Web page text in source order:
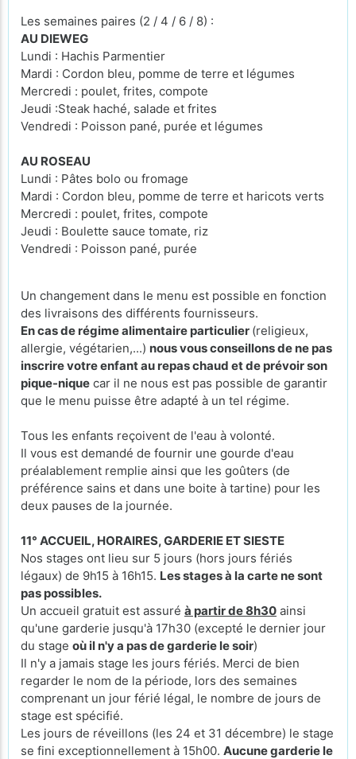
Les semaines paires (2 / 4 / 6 / 8) :
AU DIEWEG
Lundi : Hachis Parmentier
Mardi : Cordon bleu, pomme de terre et légumes
Mercredi : poulet, frites, compote
Jeudi :Steak haché, salade et frites
Vendredi : Poisson pané, purée et légumes
AU ROSEAU
Lundi : Pâtes bolo ou fromage
Mardi : Cordon bleu, pomme de terre et haricots verts
Mercredi : poulet, frites, compote
Jeudi : Boulette sauce tomate, riz
Vendredi : Poisson pané, purée
Un changement dans le menu est possible en fonction
des livraisons des différents fournisseurs.
En cas de régime alimentaire particulier (religieux,
allergie, végétarien,...) nous vous conseillons de ne pas
inscrire votre enfant au repas chaud et de prévoir son
pique-nique car il ne nous est pas possible de garantir
que le menu puisse être adapté à un tel régime.
Tous les enfants reçoivent de l'eau à volonté.
Il vous est demandé de fournir une gourde d'eau
préalablement remplie ainsi que les goûters (de
préférence sains et dans une boite à tartine) pour les
deux pauses de la journée.
11° ACCUEIL, HORAIRES, GARDERIE ET SIESTE
Nos stages ont lieu sur 5 jours (hors jours fériés
légaux) de 9h15 à 16h15. Les stages à la carte ne sont
pas possibles.
Un accueil gratuit est assuré à partir de 8h30 ainsi
qu'une garderie jusqu'à 17h30 (excepté le dernier jour
du stage où il n'y a pas de garderie le soir)
Il n'y a jamais stage les jours fériés. Merci de bien
regarder le nom de la période, lors des semaines
comprenant un jour férié légal, le nombre de jours de
stage est spécifié.
Les jours de réveillons (les 24 et 31 décembre) le stage
se fini exceptionnellement à 15h00. Aucune garderie le